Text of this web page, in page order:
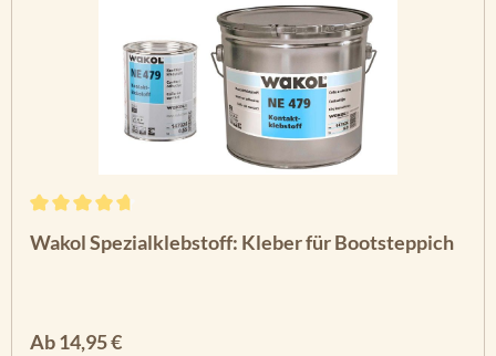
Wakol Spezialklebstoff: Kleber für Bootsteppich
Regulärer Preis:
Ab14,95 €